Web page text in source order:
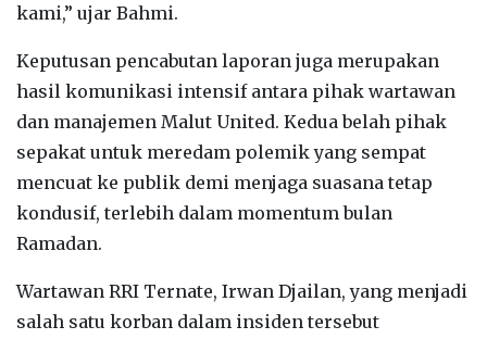
kami,” ujar Bahmi.
Keputusan pencabutan laporan juga merupakan
hasil komunikasi intensif antara pihak wartawan
dan manajemen Malut United. Kedua belah pihak
sepakat untuk meredam polemik yang sempat
mencuat ke publik demi menjaga suasana tetap
kondusif, terlebih dalam momentum bulan
Ramadan.
Wartawan RRI Ternate, Irwan Djailan, yang menjadi
salah satu korban dalam insiden tersebut